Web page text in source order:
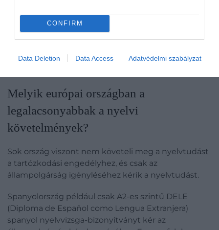
CONFIRM
Data Deletion Data Access Adatvédelmi szabályzat
nyelvi követelményeket vezet be a hosszú távú
Melyik európai országban a
legalacsonyabbak a nyelvi
követelmények?
Sok ország viszont nem követeli meg a nyelvtudást
a tartózkodási engedélyhez, és csak az
állampolgárság igényléséhez kérik a nyelvtudást.
Spanyolország például csak A2-es szintű DELE
(Diploma de Español como Lengua Extranjera)
spanyol nyelvvizsga-bizonyítványt kér az